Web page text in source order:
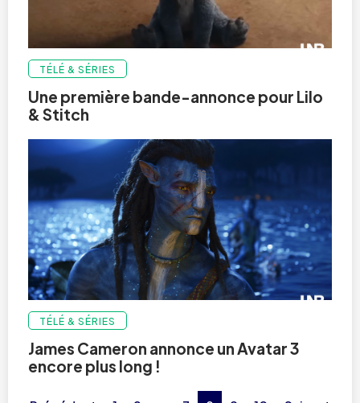
TÉLÉ & SÉRIES
Une première bande-annonce pour Lilo
& Stitch
TÉLÉ & SÉRIES
James Cameron annonce un Avatar 3
encore plus long !